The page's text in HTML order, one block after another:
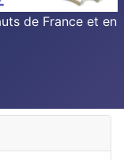
de France et en